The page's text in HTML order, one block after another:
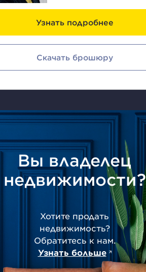
Узнать подробнее
Скачать брошюру
Вы владелец
недвижимости?
Хотите продать
недвижимость?
Обратитесь к нам.
Узнать больше